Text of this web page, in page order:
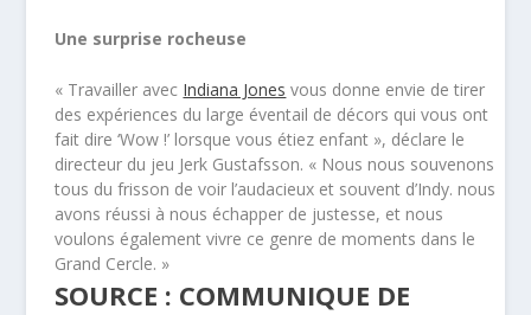
Une surprise rocheuse
« Travailler avec Indiana Jones vous donne envie de tirer
des expériences du large éventail de décors qui vous ont
fait dire ‘Wow !’ lorsque vous étiez enfant », déclare le
directeur du jeu Jerk Gustafsson. « Nous nous souvenons
tous du frisson de voir l’audacieux et souvent d’Indy. nous
avons réussi à nous échapper de justesse, et nous
voulons également vivre ce genre de moments dans le
Grand Cercle. »
SOURCE : COMMUNIQUE DE